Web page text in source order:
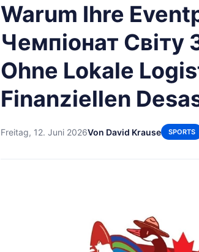
Warum Ihre
Чемпіонат
Ohne Lokale
Finanziellen
Freitag, 12. Juni 2026Von David Krause SPORTS